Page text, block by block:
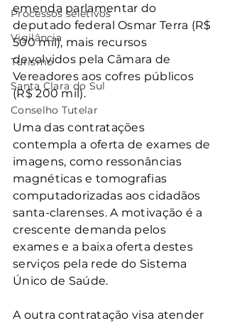
Processos seletivos
Vigilância
Turismo
Santa Clara do Sul
Conselho Tutelar
emenda parlamentar do
deputado federal Osmar Terra (R$
500 mil), mais recursos
devolvidos pela Câmara de
Vereadores aos cofres públicos
(R$ 200 mil).
Uma das contratações
contempla a oferta de exames de
imagens, como ressonâncias
magnéticas e tomografias
computadorizadas aos cidadãos
santa-clarenses. A motivação é a
crescente demanda pelos
exames e a baixa oferta destes
serviços pela rede do Sistema
Único de Saúde.
A outra contratação visa atender